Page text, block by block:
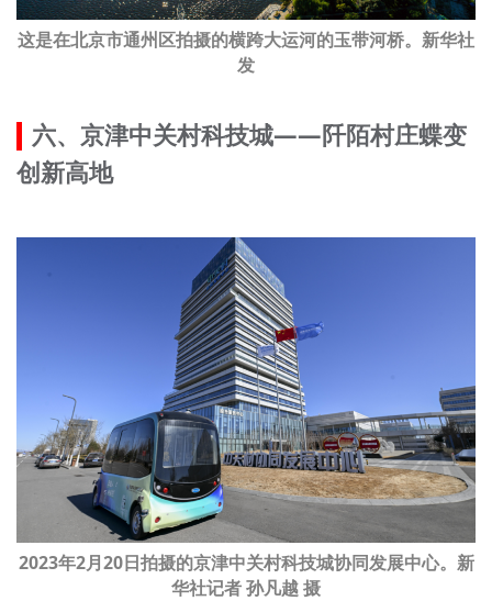
这是在北京市通州区拍摄的横跨大运河的玉带河桥。新华社
发
六、京津中关村科技城——阡陌村庄蝶变
创新高地
2023年2月20日拍摄的京津中关村科技城协同发展中心。新
华社记者 孙凡越 摄